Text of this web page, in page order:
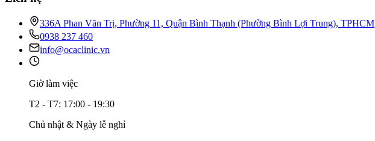
336A Phan Văn Trị, Phường 11, Quận Bình Thạnh (Phường Bình Lợi Trung), TPHCM
0938 237 460
info@ocaclinic.vn
Giờ làm việc
T2 - T7: 17:00 - 19:30
Chủ nhật & Ngày lễ nghỉ